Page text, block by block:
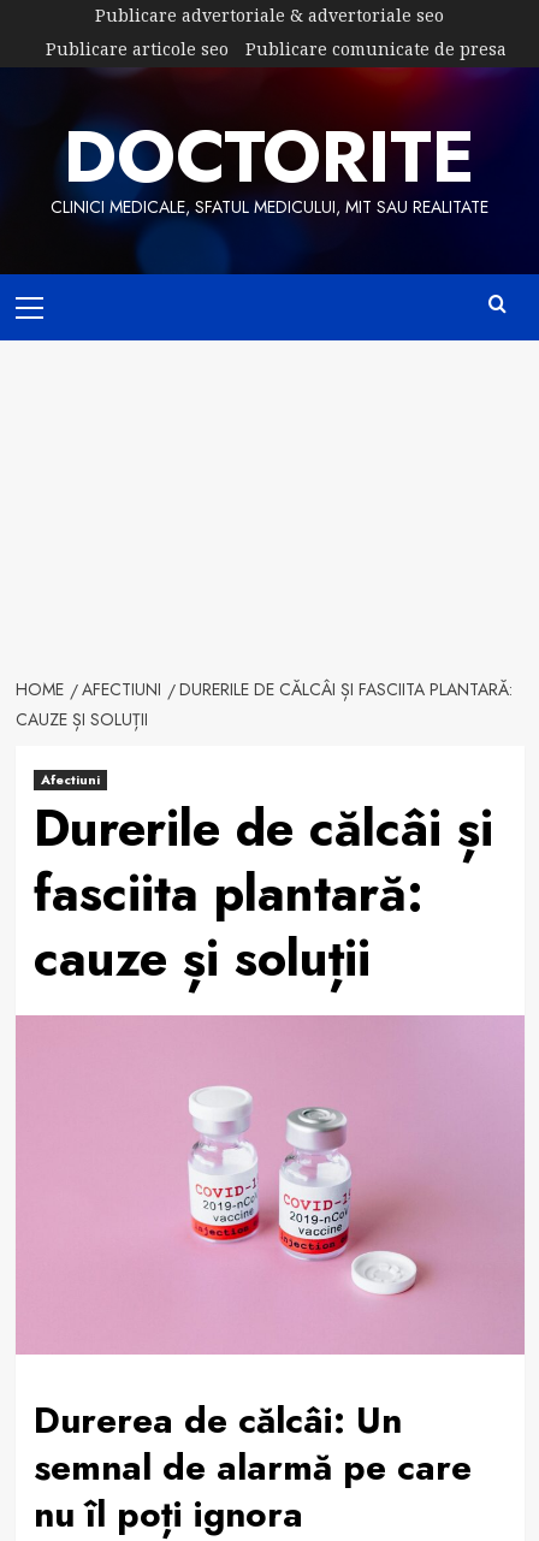
content
Publicare advertoriale & advertoriale seo
Publicare articole seo
Publicare comunicate de presa
DOCTORITE
CLINICI MEDICALE, SFATUL MEDICULUI, MIT SAU REALITATE
Menu
HOME AFECTIUNI
DURERILE DE CĂLCÂI ȘI FASCIITA PLANTARĂ:
CAUZE ȘI SOLUȚII
Afectiuni
Durerile de călcâi și
fasciita plantară:
cauze și soluții
Durerea de călcâi: Un
semnal de alarmă pe care
nu îl poți ignora